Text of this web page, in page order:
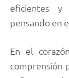
eficientes y
pensando en
En el
comprensión